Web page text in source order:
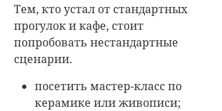
Тем, кто устал от стандартных
прогулок и кафе, стоит
попробовать нестандартные
сценарии.
посетить мастер-класс по
керамике или живописи;